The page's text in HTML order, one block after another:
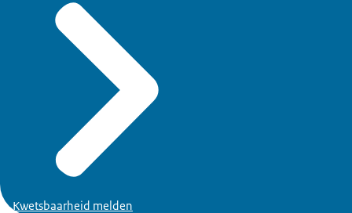
Kwetsbaarheid melden